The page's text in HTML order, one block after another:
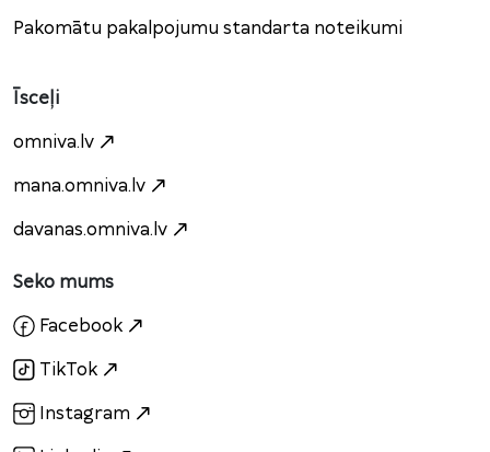
Pakomātu pakalpojumu standarta noteikumi
Īsceļi
omniva.lv
mana.omniva.lv
davanas.omniva.lv
Seko mums
Facebook
TikTok
Instagram